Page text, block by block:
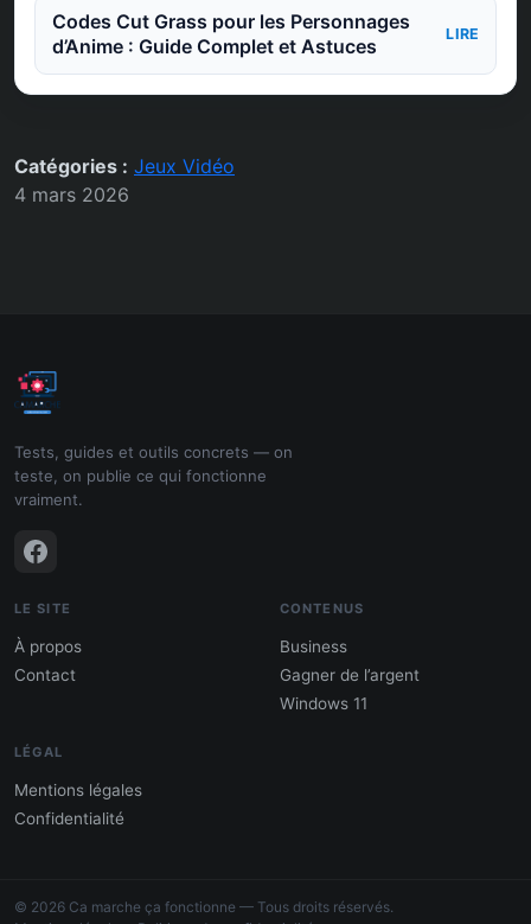
Codes Cut Grass pour les Personnages
d’Anime : Guide Complet et Astuces
LIRE
Catégories : Jeux Vidéo
4 mars 2026
Tests, guides et outils concrets — on
teste, on publie ce qui fonctionne
vraiment.
LE SITE
À propos
Contact
CONTENUS
Business
Gagner de l’argent
Windows 11
LÉGAL
Mentions légales
Confidentialité
© 2026 Ca marche ça fonctionne — Tous droits réservés.
l'argent